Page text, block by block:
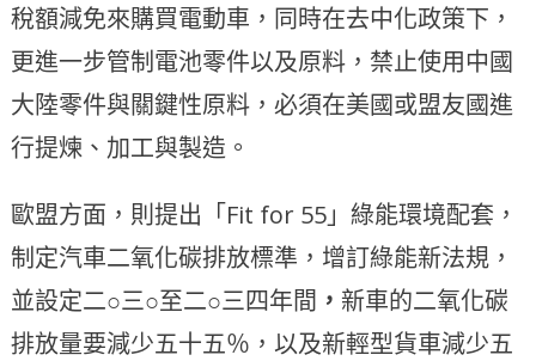
稅額減免來購買電動車，同時在去中化政策下，
更進一步管制電池零件以及原料，禁止使用中國
大陸零件與關鍵性原料，必須在美國或盟友國進
行提煉、加工與製造。
歐盟方面，則提出「Fit for 55」綠能環境配套，
制定汽車二氧化碳排放標準，增訂綠能新法規，
並設定二○三○至二○三四年間 ， 新車的二氧化碳
排放量要減少五十五％，以及新輕型貨車減少五